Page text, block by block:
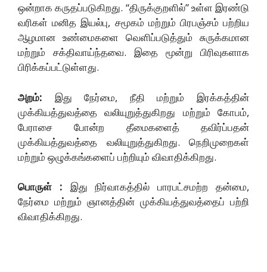
ஒன்றாக கருதப்படுகிறது. “திருக்குறளில்” உள்ள இரண்டு
வரிகள் மனித இயல்பு, சமூகம் மற்றும் பிரபஞ்சம் பற்றிய
ஆழமான உண்மைகளை வெளிப்படுத்தும் சுருக்கமான
மற்றும் சக்திவாய்ந்தவை. இதை மூன்று பிரிவுகளாக
பிரிக்கப்பட்டுள்ளது.
அறம்: இது நேர்மை, நீதி மற்றும் இரக்கத்தின்
முக்கியத்துவத்தை வலியுறுத்துகிறது மற்றும் கோபம்,
பேராசை போன்ற தீமைகளைத் தவிர்ப்பதன்
முக்கியத்துவத்தை வலியுறுத்துகிறது. நெறிமுறைகள்
மற்றும் ஒழுக்கங்களைப் பற்றியும் விவாதிக்கிறது.
பொருள் : இது நிர்வாகத்தில் பாரபட்சமற்ற தன்மை,
நேர்மை மற்றும் ஞானத்தின் முக்கியத்துவத்தைப் பற்றி
விவாதிக்கிறது.